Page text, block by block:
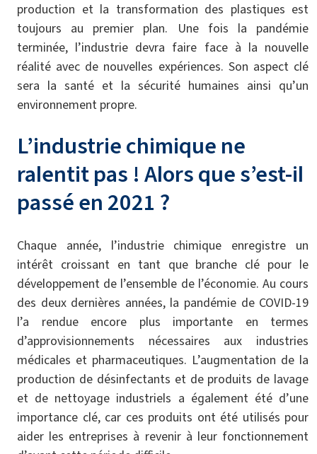
production et la transformation des plastiques est
toujours au premier plan. Une fois la pandémie
terminée, l’industrie devra faire face à la nouvelle
réalité avec de nouvelles expériences. Son aspect clé
sera la santé et la sécurité humaines ainsi qu’un
environnement propre.
L’industrie chimique ne
ralentit pas ! Alors que s’est-il
passé en 2021 ?
Chaque année, l’industrie chimique enregistre un
intérêt croissant en tant que branche clé pour le
développement de l’ensemble de l’économie. Au cours
des deux dernières années, la pandémie de COVID-19
l’a rendue encore plus importante en termes
d’approvisionnements nécessaires aux industries
médicales et pharmaceutiques. L’augmentation de la
production de désinfectants et de produits de lavage
et de nettoyage industriels a également été d’une
importance clé, car ces produits ont été utilisés pour
aider les entreprises à revenir à leur fonctionnement